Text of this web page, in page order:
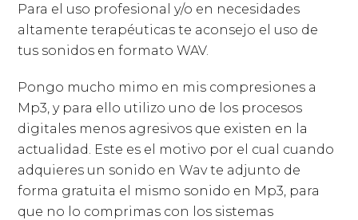
Para el uso profesional y/o en necesidades
altamente terapéuticas te aconsejo el uso de
tus sonidos en formato WAV.
Pongo mucho mimo en mis compresiones a
Mp3, y para ello utilizo uno de los procesos
digitales menos agresivos que existen en la
actualidad. Este es el motivo por el cual cuando
adquieres un sonido en Wav te adjunto de
forma gratuita el mismo sonido en Mp3, para
que no lo comprimas con los sistemas